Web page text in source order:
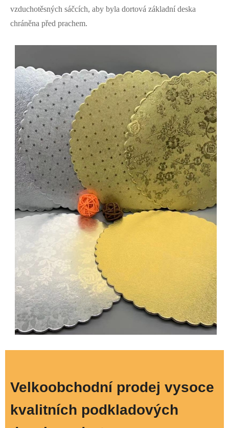
vzduchotěsných sáčcích, aby byla dortová základní deska
chráněna před prachem.
Velkoobchodní prodej vysoce
kvalitních podkladových